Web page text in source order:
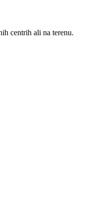
centrih ali na terenu.